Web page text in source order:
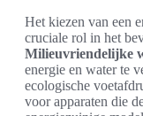
Het kiezen van een
cruciale rol in het
Milieuvriendelijke
energie en water te
ecologische
voor apparaten die